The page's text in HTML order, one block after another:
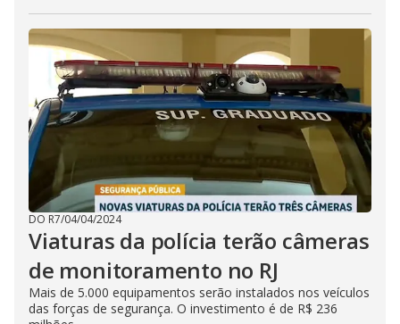
DO R7/04/04/2024
Viaturas da polícia terão câmeras
de monitoramento no RJ
Mais de 5.000 equipamentos serão instalados nos veículos
das forças de segurança. O investimento é de R$ 236